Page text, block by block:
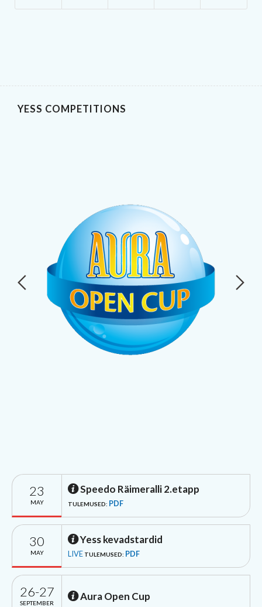
YESS COMPETITIONS
23
MAY
Speedo Räimeralli 2.etapp
TULEMUSED: PDF
30
MAY
Yess kevadstardid
LIVE TULEMUSED: PDF
26-27
SEPTEMBER
Aura Open Cup